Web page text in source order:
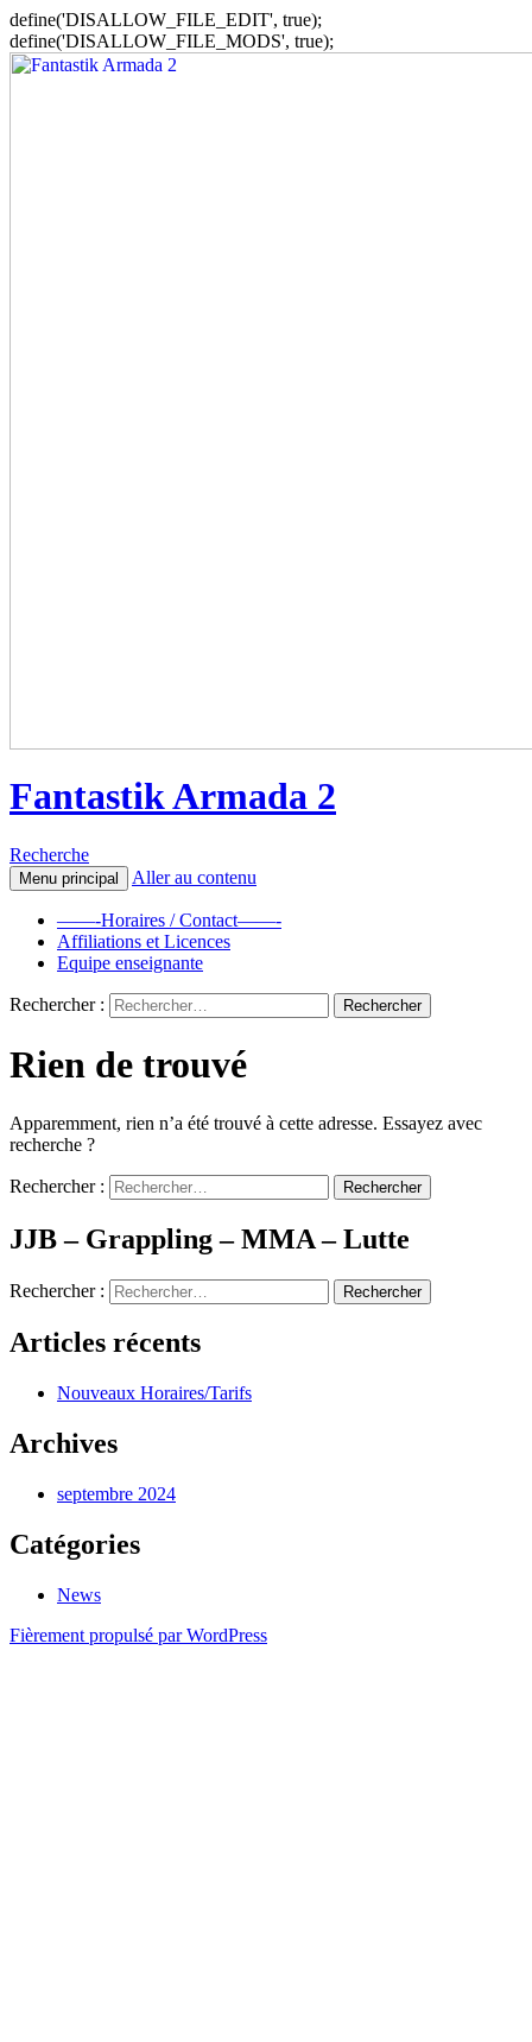
define('DISALLOW_FILE_EDIT', true);
define('DISALLOW_FILE_MODS', true);
Fantastik Armada 2
Recherche
Menu principal Aller au contenu
——-Horaires / Contact——-
Affiliations et Licences
Equipe enseignante
Rechercher :
Rien de trouvé
Apparemment, rien n’a été trouvé à cette adresse. Essayez avec
recherche ?
Rechercher :
JJB – Grappling – MMA – Lutte
Rechercher :
Articles récents
Nouveaux Horaires/Tarifs
Archives
septembre 2024
Catégories
News
Fièrement propulsé par WordPress